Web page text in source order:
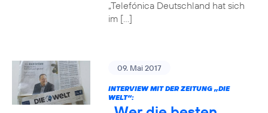
„Telefónica Deutschland hat sich
im […]
09. Mai 2017
INTERVIEW MIT DER ZEITUNG „DIE
WELT“: